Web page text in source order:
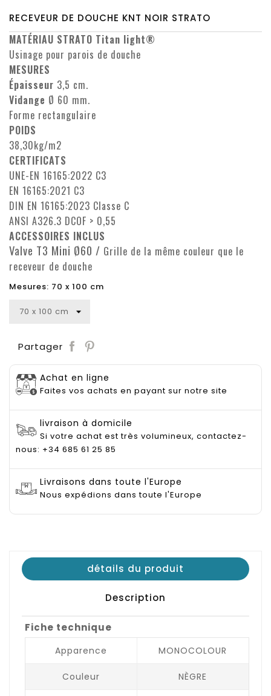
RECEVEUR DE DOUCHE KNT NOIR STRATO
MATÉRIAU STRATO Titan light®
Usinage pour parois de douche
MESURES
Épaisseur 3,5 cm.
Vidange Ø 60 mm.
Forme rectangulaire
POIDS
38,30kg/m2
CERTIFICATS
UNE-EN 16165:2022 C3
EN 16165:2021 C3
DIN EN 16165:2023 Classe C
ANSI A326.3 DCOF > 0,55
ACCESSOIRES INCLUS
Valve T3 Mini Ø60 / Grille de la même couleur que le
receveur de douche
Mesures: 70 x 100 cm
Partager
Achat en ligne
Faites vos achats en payant sur notre site
livraison à domicile
Si votre achat est très volumineux, contactez-
nous: +34 685 61 25 85
Livraisons dans toute l'Europe
Nous expédions dans toute l'Europe
détails du produit
Description
Fiche technique
Apparence MONOCOLOUR
Couleur NÈGRE